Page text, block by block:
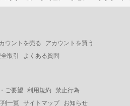
ウントを売る
アカウントを買う
取引 よくある質問
ご要望 利用規約
禁止行為
一覧 サイトマップ お知らせ